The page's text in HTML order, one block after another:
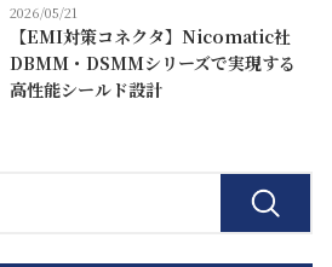
2026/05/21
【EMI対策コネクタ】Nicomatic社
DBMM・DSMMシリーズで実現する
高性能シールド設計